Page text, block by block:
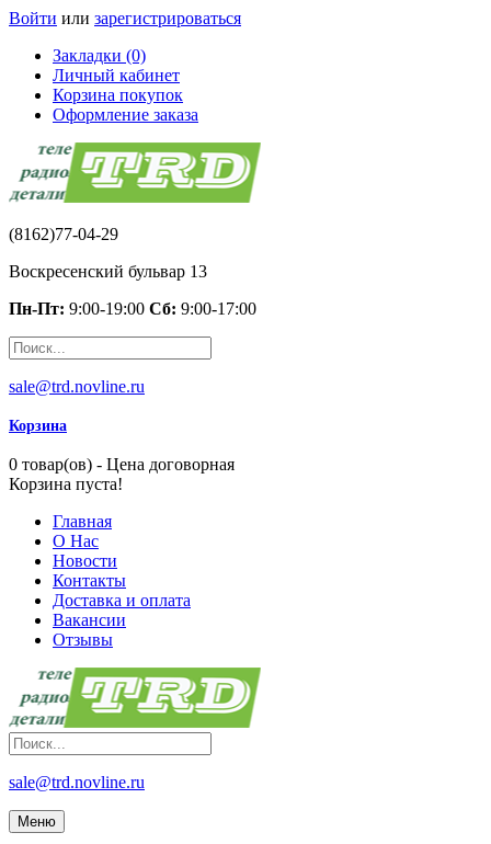
Войти или зарегистрироваться
Закладки (0)
Личный кабинет
Корзина покупок
Оформление заказа
(8162)77-04-29
Воскресенский бульвар 13
Пн-Пт: 9:00-19:00 Сб: 9:00-17:00
sale@trd.novline.ru
Корзина
0 товар(ов) - Цена договорная
Корзина пуста!
Главная
О Нас
Новости
Контакты
Доставка и оплата
Вакансии
Отзывы
sale@trd.novline.ru
Меню